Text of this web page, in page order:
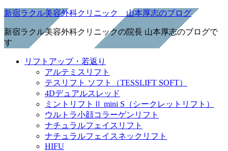
新宿ラクル美容外科クリニック 山本厚志のブログ
新宿ラクル美容外科クリニックの院長 山本厚志のブログで
す
リフトアップ・若返り
アルテミスリフト
テスリフト ソフト（TESSLIFT SOFT）
4Dデュアルスレッド
ミントリフトⅡ mini S（シークレットリフト）
ウルトラ小顔コラーゲンリフト
ナチュラルフェイスリフト
ナチュラルフェイスネックリフト
HIFU